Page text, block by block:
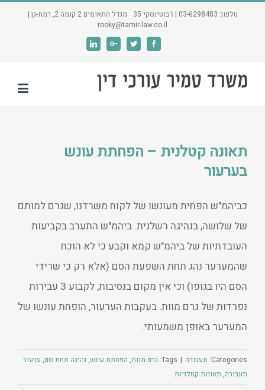
טלפון: 03-6298483 | ז'בוטינסקי 35 מגדל התאומים 2 קומה 2, רמת-גן |
rooky@tamir-law.co.il
Facebook
Twitter
Google+
Linkedin
תאונה קטלנית – הפחתת עונש
בערעור
כביהמ"ש הפחית מעונשו של לקוח משרדנו, שגרם למותם
של שלושה, בנהיגה רשלנית. ביהמ"ש התערב בקביעות
העובדתיות של ביהמ"ש קמא וקבע כי לא הוכח
שהמערער נהג תחת השפעת הסם (אלא רק כי שרידי
הסם היו בגופו) וכי אין מקום בנסיבות, לקבוע 3 עבירות
נפרדות של גרם מוות. בעקבות הערעור, הופחת עונשו של
המערער באופן משמעותי.
Categories: תעבורה |
Tags: גרם מוות, הפחתת עונש, נהיגה תחת סם, ערעור
תעבורה, תאונות קטלניות